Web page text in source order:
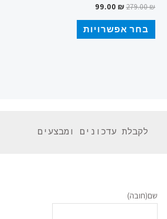
279.00₪
99.00 ₪
בחר אפשרויות
שם(חובה)